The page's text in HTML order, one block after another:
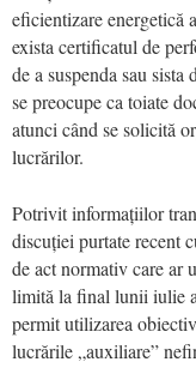
eficientizare energetică
exista certificatul de
de a suspenda sau
se preocupe ca toiate
atunci când se solicită
lucrărilor.
Potrivit informațiilor
discuției purtate recent
de act normativ care ar
limită la final lunii iulie
permit utilizarea
lucrările „auxiliare”